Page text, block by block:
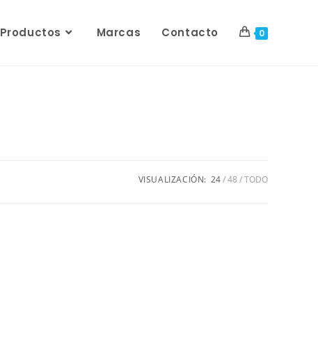
Productos Marcas Contacto 0
VISUALIZACIÓN: 24 48 TODO